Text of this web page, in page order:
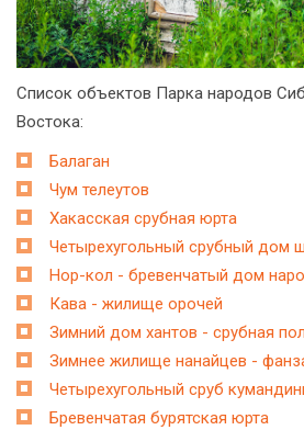
Список объектов Парка народов
Востока:
Балаган
Чум телеутов
Хакасская срубная юрта
Четырехугольный срубный дом
Нор-кол - бревенчатый дом
Кава - жилище орочей
Зимний дом хантов - срубная
Зимнее жилище нанайцев -
Четырехугольный сруб
Бревенчатая бурятская юрта